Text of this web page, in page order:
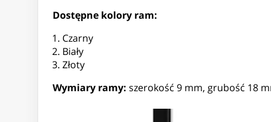
Dostępne kolory ram:
Czarny
Biały
Złoty
Wymiary ramy: szerokość 9 mm, grubość 18